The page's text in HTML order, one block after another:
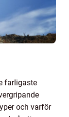
farligaste
och varför